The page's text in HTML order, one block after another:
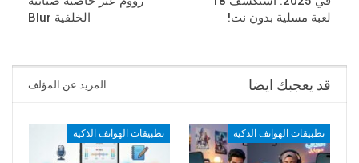
لعبة مسلية بدون نت!
الخلفية Blur
قد يعجبك ايضا المزيد عن المؤلف
تطبيقات الهواتف الذكية تطبيقات الهواتف الذكية